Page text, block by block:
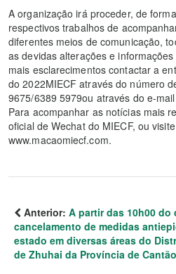
A organização irá proceder, de
respectivos trabalhos de
diferentes meios de comunicação,
as devidas alterações e
mais esclarecimentos contactar a
do 2022MIECF através do número
9675/6389 5979ou através do e-
Para acompanhar as notícias mais
oficial de Wechat do MIECF, ou
www.macaomiecf.com.
Anterior: A partir das 10h00 do
cancelamento de medidas
estado em diversas áreas do
de Zhuhai da Província de